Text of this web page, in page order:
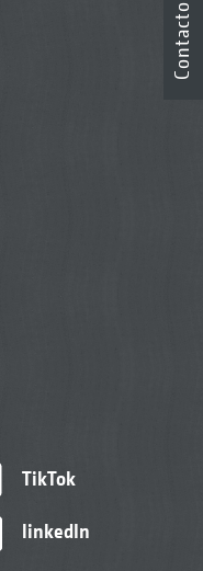
TikTok
linkedIn
Contacto